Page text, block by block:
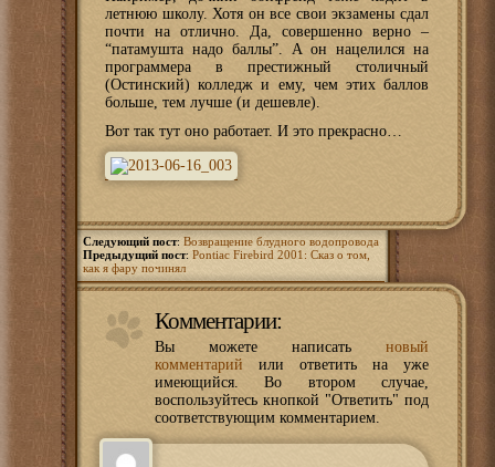
летнюю школу. Хотя он все свои экзамены сдал
почти на отлично. Да, совершенно верно –
“патамушта надо баллы”. А он нацелился на
программера в престижный столичный
(Остинский) колледж и ему, чем этих баллов
больше, тем лучше (и дешевле).
Вот так тут оно работает. И это прекрасно…
Следующий пост: Возвращение блудного водопровода
Предыдущий пост: Pontiac Firebird 2001: Сказ о том,
как я фару починял
Комментарии:
Вы можете написать новый
комментарий или ответить на уже
имеющийся. Во втором случае,
воспользуйтесь кнопкой "Ответить" под
соответствующим комментарием.